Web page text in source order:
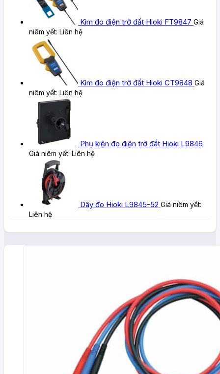
Kìm đo điện trở đất Hioki FT9847 Giá
niêm yết: Liên hệ
Kìm đo điện trở đất Hioki CT9848 Giá
niêm yết: Liên hệ
Phụ kiện đo điện trở đất Hioki L9846
Giá niêm yết: Liên hệ
Dây đo Hioki L9845-52 Giá niêm yết:
Liên hệ